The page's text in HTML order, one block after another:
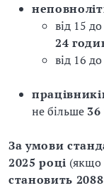
від 15
24
від 16
не більше
За умови
2025 році (якщо
становить